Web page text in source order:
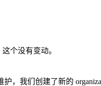
个没有变动。
，我们创建了新的